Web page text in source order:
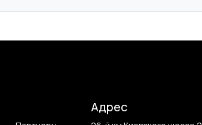
Адрес